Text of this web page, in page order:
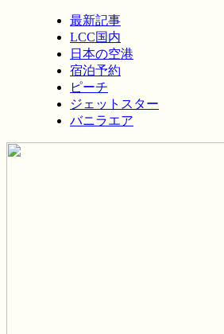
最新記事
LCC国内
日本の空港
宿泊予約
ピーチ
ジェットスター
バニラエア